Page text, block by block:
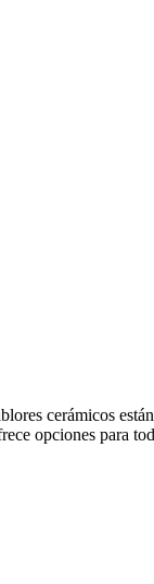
cerámicos
opciones para